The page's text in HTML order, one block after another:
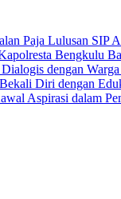
Paja Lulusan
Bengkulu
dengan
Diri dengan
Aspirasi dalam